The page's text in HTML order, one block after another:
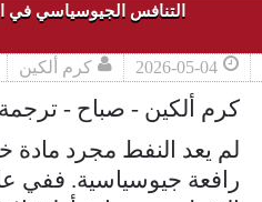
التنافس الجيوسياسي في
2026-05-04 كرم ألكين
كرم ألكين - صباح -
لم يعد النفط مجرد مادة
رافعة جيوسياسية. ففي